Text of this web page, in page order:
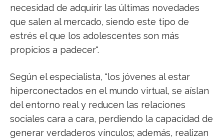
necesidad de adquirir las últimas novedades
que salen al mercado, siendo este tipo de
estrés el que los adolescentes son más
propicios a padecer".
Según el especialista, "los jóvenes al estar
hiperconectados en el mundo virtual, se aíslan
del entorno real y reducen las relaciones
sociales cara a cara, perdiendo la capacidad de
generar verdaderos vínculos; además, realizan